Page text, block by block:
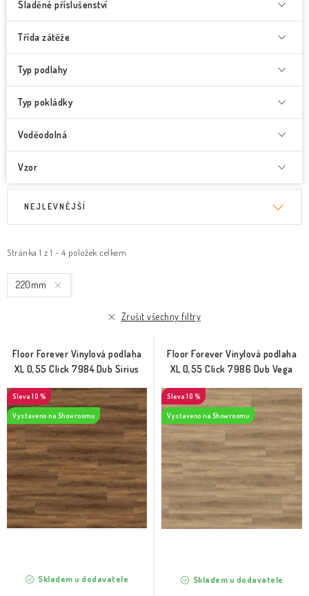
Sladěné příslušenství
Třída zátěže
Typ podlahy
Typ pokládky
Voděodolná
Vzor
i
s
p
d
u
k
t
ů
Stránka 1 z 1 - 4 položek celkem
e
n
í
o
d
u
k
t
ů
NEJLEVNĚJŠÍ
220mm
Zrušit všechny filtry
Floor Forever Vinylová podlaha
XL 0,55 Click 7984 Dub Sirius
10 %
Vystaveno na Showroomu
Skladem u dodavatele
Floor Forever Vinylová podlaha
XL 0,55 Click 7986 Dub Vega
10 %
Vystaveno na Showroomu
Skladem u dodavatele